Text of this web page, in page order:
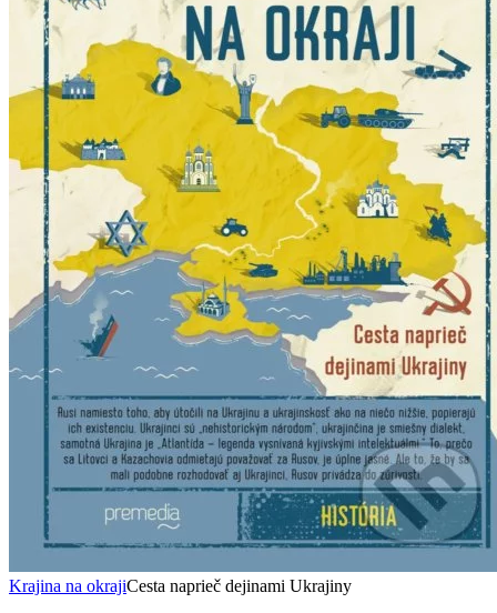
Krajina na okrajiCesta naprieč dejinami Ukrajiny